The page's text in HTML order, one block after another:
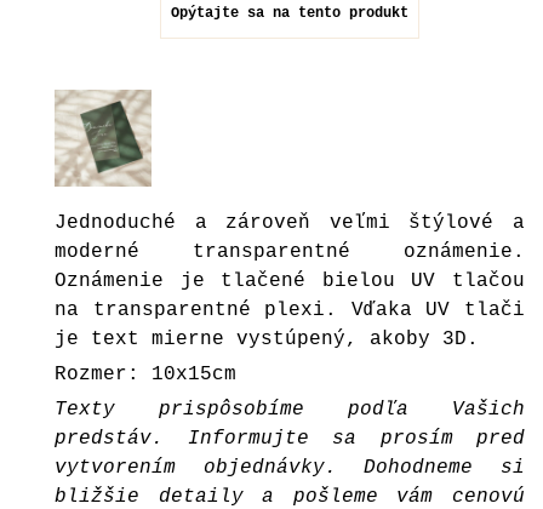
Opýtajte sa na tento produkt
Jednoduché a zároveň veľmi štýlové a
moderné transparentné oznámenie.
Oznámenie je tlačené bielou UV tlačou
na transparentné plexi. Vďaka UV tlači
je text mierne vystúpený, akoby 3D.
Rozmer: 10x15cm
Texty prispôsobíme podľa Vašich
predstáv. Informujte sa prosím pred
vytvorením objednávky. Dohodneme si
bližšie detaily a pošleme vám cenovú